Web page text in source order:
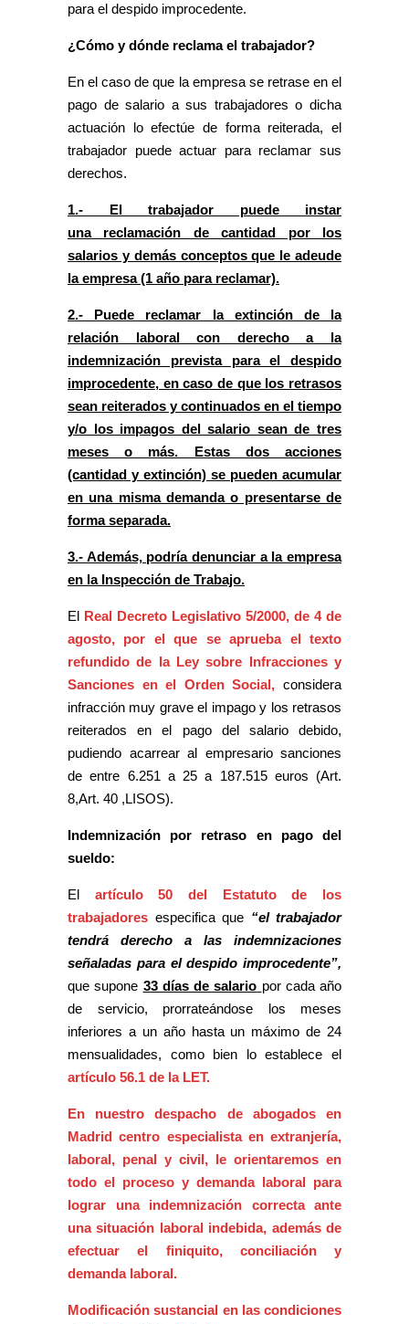
para el despido improcedente.
¿Cómo y dónde reclama el trabajador?
En el caso de que la empresa se retrase en el
pago de salario a sus trabajadores o dicha
actuación lo efectúe de forma reiterada, el
trabajador puede actuar para reclamar sus
derechos.
1.- El trabajador puede instar
una reclamación de cantidad por los
salarios y demás conceptos que le adeude
la empresa (1 año para reclamar).
2.- Puede reclamar la extinción de la
relación laboral con derecho a la
indemnización prevista para el despido
improcedente, en caso de que los retrasos
sean reiterados y continuados en el tiempo
y/o los impagos del salario sean de tres
meses o más. Estas dos acciones
(cantidad y extinción) se pueden acumular
en una misma demanda o presentarse de
forma separada.
3.- Además, podría denunciar a la empresa
en la Inspección de Trabajo.
El Real Decreto Legislativo 5/2000, de 4 de
agosto, por el que se aprueba el texto
refundido de la Ley sobre Infracciones y
Sanciones en el Orden Social, considera
infracción muy grave el impago y los retrasos
reiterados en el pago del salario debido,
pudiendo acarrear al empresario sanciones
de entre 6.251 a 25 a 187.515 euros (Art.
8,Art. 40 ,LISOS).
Indemnización por retraso en pago del
sueldo:
El artículo 50 del Estatuto de los
trabajadores especifica que “el trabajador
tendrá derecho a las indemnizaciones
señaladas para el despido improcedente”,
que supone 33 días de salario por cada año
de servicio, prorrateándose los meses
inferiores a un año hasta un máximo de 24
mensualidades, como bien lo establece el
artículo 56.1 de la LET.
En nuestro despacho de abogados en
Madrid centro especialista en extranjería,
laboral, penal y civil, le orientaremos en
todo el proceso y demanda laboral para
lograr una indemnización correcta ante
una situación laboral indebida, además de
efectuar el finiquito, conciliación y
demanda laboral.
Modificación sustancial en las condiciones